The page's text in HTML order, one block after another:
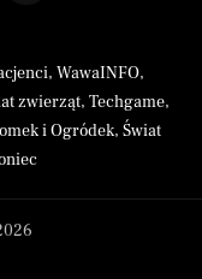
, WawaINFO,
zwierząt, Techgame,
i Ogródek, Świat